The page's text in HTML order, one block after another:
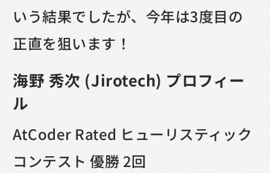
いう結果でしたが、今年は3度目の
正直を狙います！
海野 秀次 (Jirotech) プロフィー
ル
AtCoder Rated ヒューリスティック
コンテスト 優勝 2回